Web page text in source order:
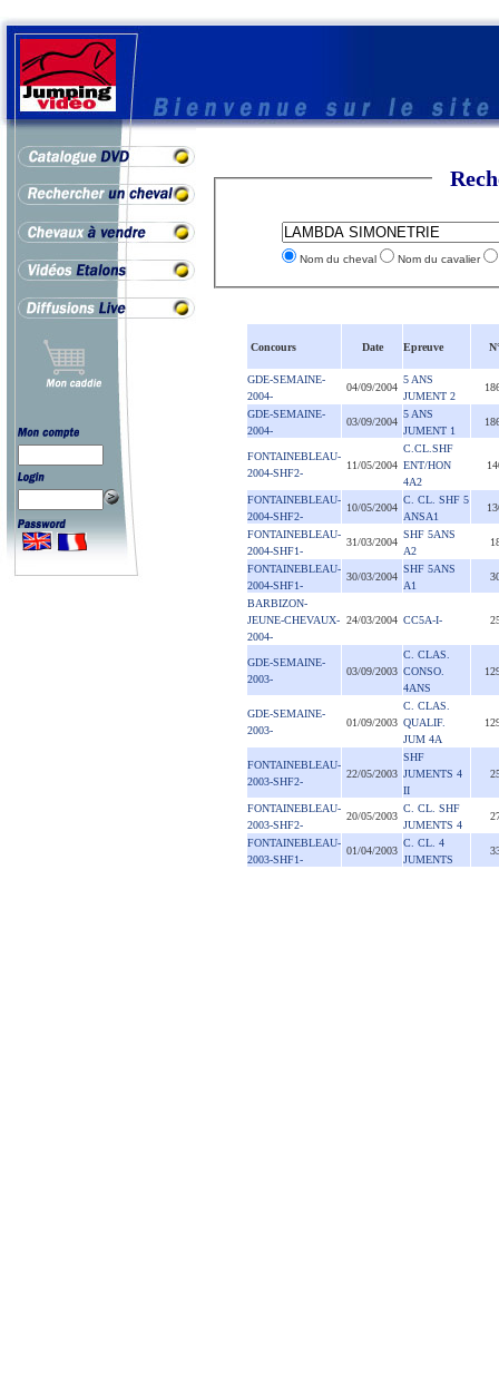
Nom du cheval Nom du cavalier
Concours Date Epreuve
GDE-SEMAINE-
2004-
04/09/2004
5 ANS
JUMENT 2
GDE-SEMAINE-
2004-
03/09/2004
5 ANS
JUMENT 1
FONTAINEBLEAU-
2004-SHF2-
11/05/2004
C.CL.SHF
ENT/HON
4A2
FONTAINEBLEAU-
2004-SHF2-
10/05/2004
C. CL. SHF 5
ANSA1
FONTAINEBLEAU-
2004-SHF1-
31/03/2004
SHF 5ANS
A2
FONTAINEBLEAU-
2004-SHF1-
30/03/2004
SHF 5ANS
A1
BARBIZON-
JEUNE-CHEVAUX-
2004-
24/03/2004 CC5A-I-
GDE-SEMAINE-
2003-
03/09/2003
C. CLAS.
CONSO.
4ANS
GDE-SEMAINE-
2003-
01/09/2003
C. CLAS.
QUALIF.
JUM 4A
FONTAINEBLEAU-
2003-SHF2-
22/05/2003
SHF
JUMENTS 4
II
FONTAINEBLEAU-
2003-SHF2-
20/05/2003
C. CL. SHF
JUMENTS 4
FONTAINEBLEAU-
2003-SHF1-
01/04/2003
C. CL. 4
JUMENTS